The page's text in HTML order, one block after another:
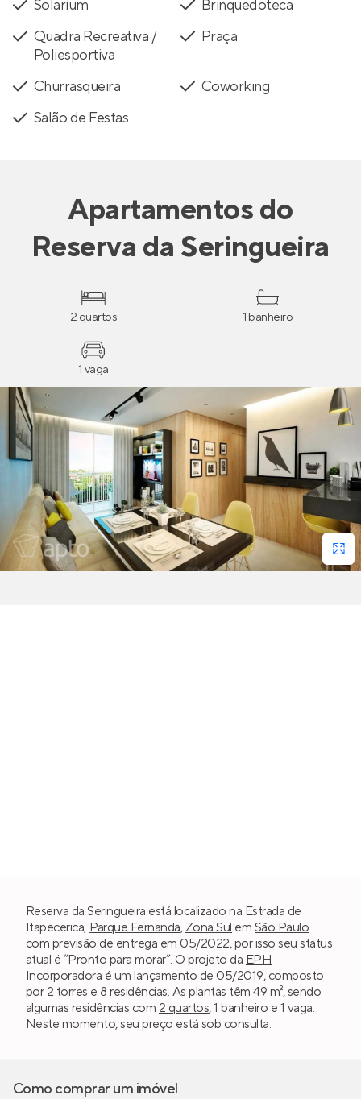
Solarium
Brinquedoteca
Quadra Recreativa /
Poliesportiva
Praça
Churrasqueira
Coworking
Salão de Festas
Apartamentosdo
Reserva da Seringueira
2 quartos 1 banheiro
1 vaga
Reserva da Seringueira está localizado na Estrada de
Itapecerica, Parque Fernanda, Zona Sul em São Paulo
com previsão de entrega em 05/2022, por isso seu status
atual é “Pronto para morar”. O projeto da EPH
Incorporadora é um lançamento de 05/2019, composto
por 2 torres e 8 residências. As plantas têm 49 m², sendo
algumas residências com 2 quartos, 1 banheiro e 1 vaga.
Neste momento, seu preço está sob consulta.
Como comprar um imóvel